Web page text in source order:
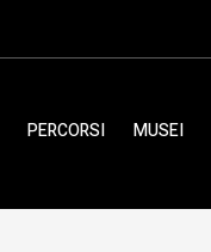
PERCORSI MUSEI